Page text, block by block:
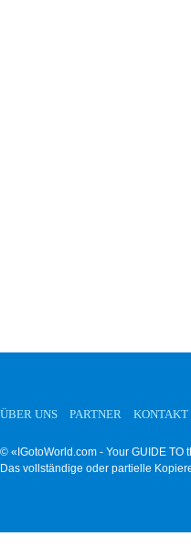
ÜBER UNS PARTNER KONTAKT
© «IGotoWorld.com - Your GUIDE TO
Das vollständige oder partielle